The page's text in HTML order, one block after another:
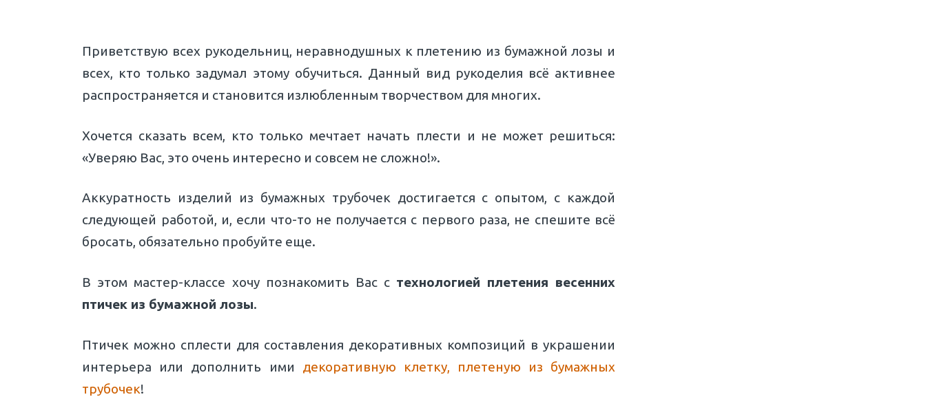
Приветствую всех рукодельниц, неравнодушных к плетению из бумажной лозы и
всех, кто только задумал этому обучиться. Данный вид рукоделия всё активнее
распространяется и становится излюбленным творчеством для многих.
Хочется сказать всем, кто только мечтает начать плести и не может решиться:
«Уверяю Вас, это очень интересно и совсем не сложно!».
Аккуратность изделий из бумажных трубочек достигается с опытом, с каждой
следующей работой, и, если что-то не получается с первого раза, не спешите всё
бросать, обязательно пробуйте еще.
В этом мастер-классе хочу познакомить Вас с технологией плетения весенних
птичек из бумажной лозы.
Птичек можно сплести для составления декоративных композиций в украшении
интерьера или дополнить ими декоративную клетку, плетеную из бумажных
трубочек!